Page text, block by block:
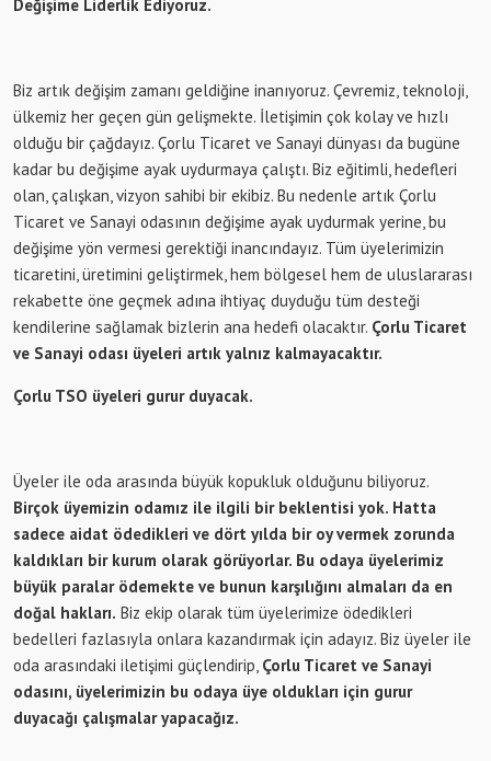
Değişime Liderlik Ediyoruz.
Biz artık değişim zamanı geldiğine inanıyoruz. Çevremiz, teknoloji,
ülkemiz her geçen gün gelişmekte. İletişimin çok kolay ve hızlı
olduğu bir çağdayız. Çorlu Ticaret ve Sanayi dünyası da bugüne
kadar bu değişime ayak uydurmaya çalıştı. Biz eğitimli, hedefleri
olan, çalışkan, vizyon sahibi bir ekibiz. Bu nedenle artık Çorlu
Ticaret ve Sanayi odasının değişime ayak uydurmak yerine, bu
değişime yön vermesi gerektiği inancındayız. Tüm üyelerimizin
ticaretini, üretimini geliştirmek, hem bölgesel hem de uluslararası
rekabette öne geçmek adına ihtiyaç duyduğu tüm desteği
kendilerine sağlamak bizlerin ana hedefi olacaktır. Çorlu Ticaret
ve Sanayi odası üyeleri artık yalnız kalmayacaktır.
Çorlu TSO üyeleri gurur duyacak.
Üyeler ile oda arasında büyük kopukluk olduğunu biliyoruz.
Birçok üyemizin odamız ile ilgili bir beklentisi yok. Hatta
sadece aidat ödedikleri ve dört yılda bir oy vermek zorunda
kaldıkları bir kurum olarak görüyorlar. Bu odaya üyelerimiz
büyük paralar ödemekte ve bunun karşılığını almaları da en
doğal hakları. Biz ekip olarak tüm üyelerimize ödedikleri
bedelleri fazlasıyla onlara kazandırmak için adayız. Biz üyeler ile
oda arasındaki iletişimi güçlendirip, Çorlu Ticaret ve Sanayi
odasını, üyelerimizin bu odaya üye oldukları için gurur
duyacağı çalışmalar yapacağız.